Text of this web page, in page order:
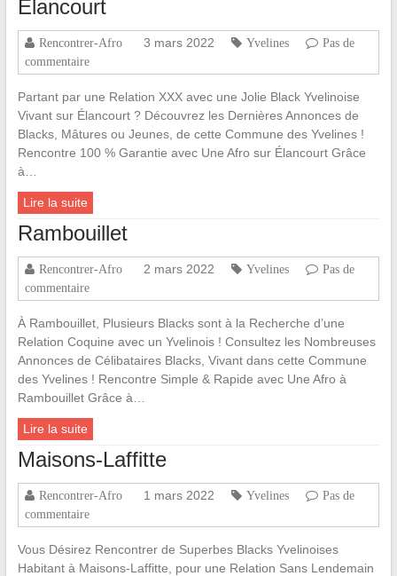
Élancourt
Rencontrer-Afro 3 mars 2022 Yvelines
Pas de
commentaire
Partant par une Relation XXX avec une Jolie Black Yvelinoise
Vivant sur Élancourt ? Découvrez les Dernières Annonces de
Blacks, Mâtures ou Jeunes, de cette Commune des Yvelines !
Rencontre 100 % Garantie avec Une Afro sur Élancourt Grâce
à…
Lire la suite
Rambouillet
Rencontrer-Afro 2 mars 2022 Yvelines
Pas de
commentaire
À Rambouillet, Plusieurs Blacks sont à la Recherche d’une
Relation Coquine avec un Yvelinois ! Consultez les Nombreuses
Annonces de Célibataires Blacks, Vivant dans cette Commune
des Yvelines ! Rencontre Simple & Rapide avec Une Afro à
Rambouillet Grâce à…
Lire la suite
Maisons-Laffitte
Rencontrer-Afro 1 mars 2022 Yvelines
Pas de
commentaire
Vous Désirez Rencontrer de Superbes Blacks Yvelinoises
Habitant à Maisons-Laffitte, pour une Relation Sans Lendemain